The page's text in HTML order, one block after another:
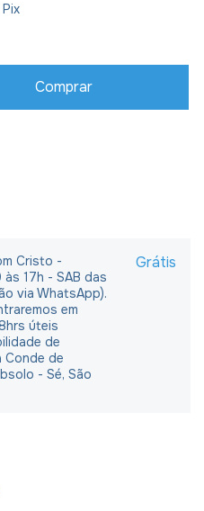
Cristo -
às 17h - SAB das
via WhatsApp).
em
úteis
de
Conde de
- Sé, São
Grátis